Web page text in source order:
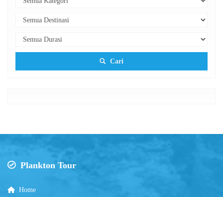
Cari
Plankton Tour
Home